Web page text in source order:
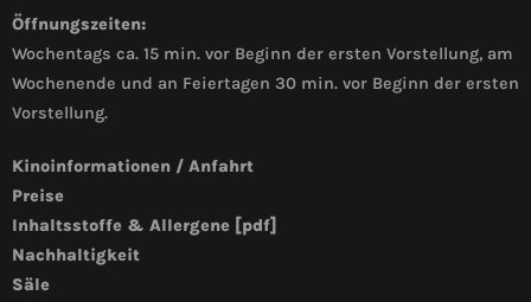
Öffnungszeiten:
Wochentags ca. 15 min. vor Beginn der ersten Vorstellung, am
Wochenende und an Feiertagen 30 min. vor Beginn der ersten
Vorstellung.
Kinoinformationen / Anfahrt
Preise
Inhaltsstoffe & Allergene [pdf]
Nachhaltigkeit
Säle